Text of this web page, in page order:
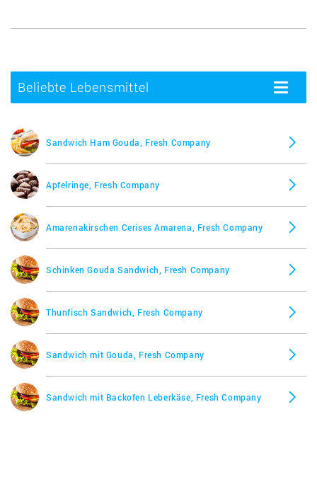
Beliebte Lebensmittel
Toggle
Sandwich Ham Gouda, Fresh Company
Apfelringe, Fresh Company
Amarenakirschen Cerises Amarena, Fresh Company
Schinken Gouda Sandwich, Fresh Company
Thunfisch Sandwich, Fresh Company
Sandwich mit Gouda, Fresh Company
Sandwich mit Backofen Leberkäse, Fresh Company